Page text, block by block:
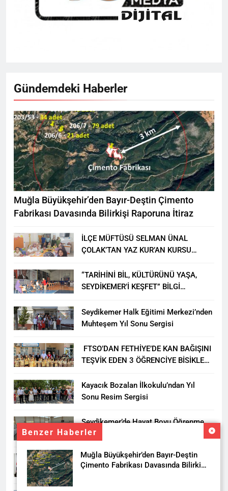
Benzer Haberler
Muğla Büyükşehir’den Bayır-Deştin
Çimento Fabrikası Davasında Bilirkişi
Gündemdeki Haberler
Muğla Büyükşehir’den Bayır-Deştin Çimento
Fabrikası Davasında Bilirkişi Raporuna İtiraz
İLÇE MÜFTÜSÜ SELMAN ÜNAL
ÇOLAK’TAN YAZ KUR’AN KURSU
“TARİHİNİ BİL, KÜLTÜRÜNÜ YAŞA,
SEYDİKEMER’İ KEŞFET” BİLGİ
Seydikemer Halk Eğitimi Merkezi’nden
Muhteşem Yıl Sonu Sergisi
FTSO’DAN FETHİYE’DE KAN BAĞIŞINI
TEŞVİK EDEN 3 ÖĞRENCİYE BİSİKLET
Kayacık Bozalan İlkokulu’ndan Yıl
Sonu Resim Sergisi
Seydikemer’de Hayat Boyu Öğrenme
Haftası Kadıköy Sergisiyle Başladı
DALAMAN KENT PARK PROJESİ İÇİN
BAŞKAN DURMUŞ’A YETKİ VERİLDİ